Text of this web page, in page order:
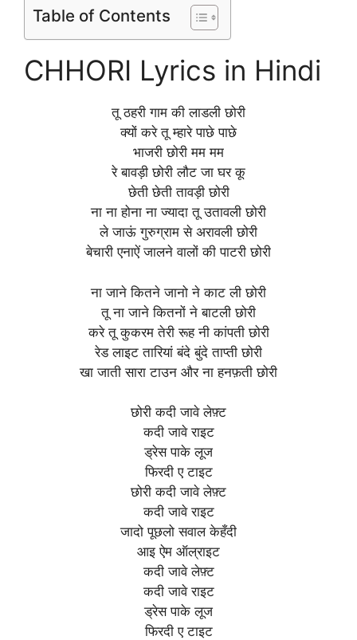
Table of Contents
CHHORI Lyrics in Hindi
तू ठहरी गाम की लाडली छोरी
क्यों करे तू म्हारे पाछे पाछे
भाजरी छोरी मम मम
रे बावड़ी छोरी लौट जा घर कू
छेती छेती तावड़ी छोरी
ना ना होना ना ज्यादा तू उतावली छोरी
ले जाऊं गुरुग्राम से अरावली छोरी
बेचारी एनाऐं जालने वालों की पाटरी छोरी
ना जाने कितने जानो ने काट ली छोरी
तू ना जाने कितनों ने बाटली छोरी
करे तू कुकरम तेरी रूह नी कांपती छोरी
रेड लाइट तारियां बंदे बुंदे ताप्ती छोरी
खा जाती सारा टाउन और ना हनफ़ती छोरी
छोरी कदी जावे लेफ़्ट
कदी जावे राइट
ड्रेस पाके लूज
फिरदी ए टाइट
छोरी कदी जावे लेफ़्ट
कदी जावे राइट
जादो पूछलो सवाल केहँदी
आइ ऐम ऑल्राइट
कदी जावे लेफ़्ट
कदी जावे राइट
ड्रेस पाके लूज
फिरदी ए टाइट